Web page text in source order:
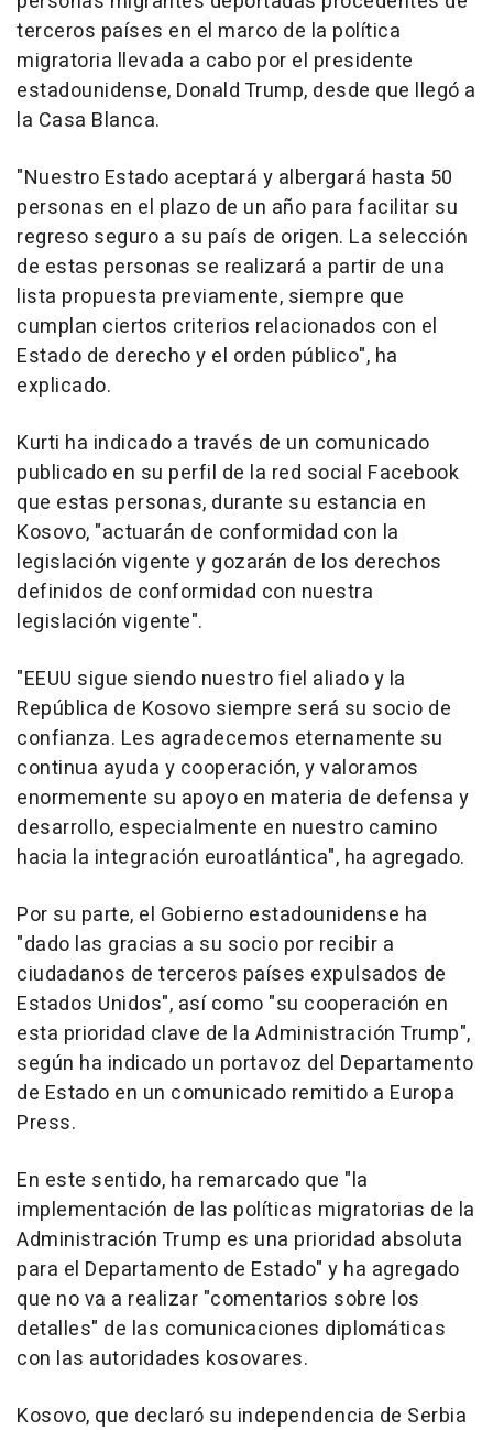
terceros países en el marco de la política
migratoria llevada a cabo por el presidente
estadounidense, Donald Trump, desde que llegó a
la Casa Blanca.
"Nuestro Estado aceptará y albergará hasta 50
personas en el plazo de un año para facilitar su
regreso seguro a su país de origen. La selección
de estas personas se realizará a partir de una
lista propuesta previamente, siempre que
cumplan ciertos criterios relacionados con el
Estado de derecho y el orden público", ha
explicado.
Kurti ha indicado a través de un comunicado
publicado en su perfil de la red social Facebook
que estas personas, durante su estancia en
Kosovo, "actuarán de conformidad con la
legislación vigente y gozarán de los derechos
definidos de conformidad con nuestra
legislación vigente".
"EEUU sigue siendo nuestro fiel aliado y la
República de Kosovo siempre será su socio de
confianza. Les agradecemos eternamente su
continua ayuda y cooperación, y valoramos
enormemente su apoyo en materia de defensa y
desarrollo, especialmente en nuestro camino
hacia la integración euroatlántica", ha agregado.
Por su parte, el Gobierno estadounidense ha
"dado las gracias a su socio por recibir a
ciudadanos de terceros países expulsados de
Estados Unidos", así como "su cooperación en
esta prioridad clave de la Administración Trump",
según ha indicado un portavoz del Departamento
de Estado en un comunicado remitido a Europa
Press.
En este sentido, ha remarcado que "la
implementación de las políticas migratorias de la
Administración Trump es una prioridad absoluta
para el Departamento de Estado" y ha agregado
que no va a realizar "comentarios sobre los
detalles" de las comunicaciones diplomáticas
con las autoridades kosovares.
Kosovo, que declaró su independencia de Serbia